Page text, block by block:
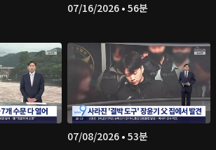
07/16/2026 • 56분
07/08/2026 • 53분